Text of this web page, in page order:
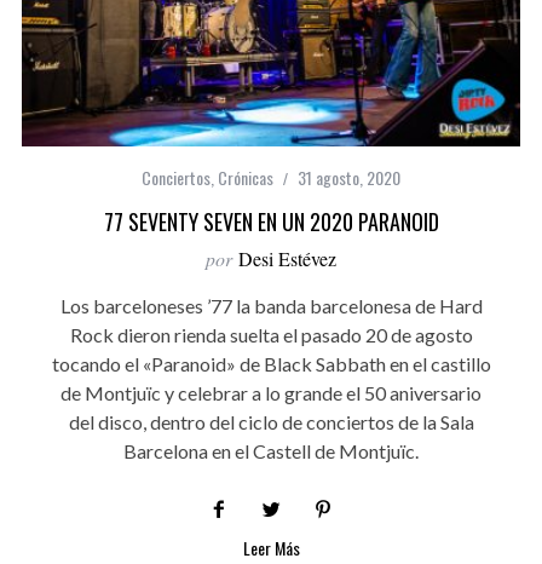
Conciertos Crónicas 31 agosto, 2020
77 SEVENTY SEVEN EN UN 2020 PARANOID
por Desi Estévez
Los barceloneses ’77 la banda barcelonesa de Hard
Rock dieron rienda suelta el pasado 20 de agosto
tocando el «Paranoid» de Black Sabbath en el castillo
de Montjuïc y celebrar a lo grande el 50 aniversario
del disco, dentro del ciclo de conciertos de la Sala
Barcelona en el Castell de Montjuïc.
Leer Más